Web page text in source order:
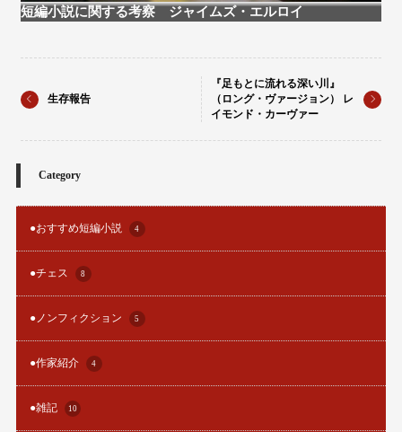
短編小説に関する考察 ジャイムズ・エルロイ
生存報告
『足もとに流れる深い川』
（ロング・ヴァージョン） レ
イモンド・カーヴァー
Category
●おすすめ短編小説 4
●チェス 8
●ノンフィクション 5
●作家紹介 4
●雑記 10